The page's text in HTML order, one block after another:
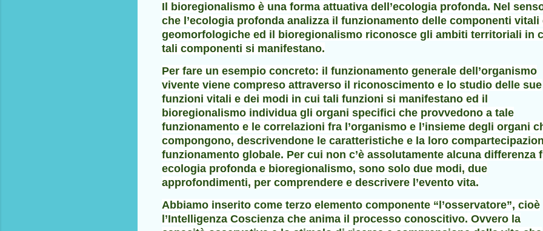
Il bioregionalismo è una forma attuativa dell’ecologia profonda. Nel
che l’ecologia profonda analizza il funzionamento delle componenti vitali
geomorfologiche ed il bioregionalismo riconosce gli ambiti territoriali in
tali componenti si manifestano.
Per fare un esempio concreto: il funzionamento generale dell’organismo
vivente viene compreso attraverso il riconoscimento e lo studio delle sue
funzioni vitali e dei modi in cui tali funzioni si manifestano ed il
bioregionalismo individua gli organi specifici che provvedono a tale
funzionamento e le correlazioni fra l’organismo e l’insieme degli organi
compongono, descrivendone le caratteristiche e la loro
funzionamento globale. Per cui non c’è assolutamente alcuna differenza
ecologia profonda e bioregionalismo, sono solo due modi, due
approfondimenti, per comprendere e descrivere l’evento vita.
Abbiamo inserito come terzo elemento componente “l’osservatore”, cioè
l’Intelligenza Coscienza che anima il processo conoscitivo. Ovvero la